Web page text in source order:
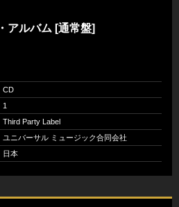
アルバム [通常盤]
CD
1
Third Party Label
ユニバーサル ミュージック合同会社
日本